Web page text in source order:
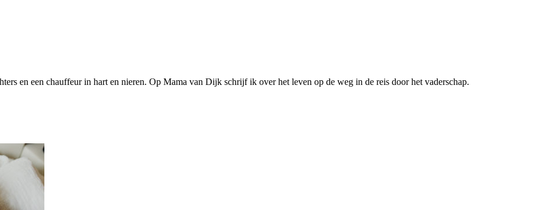
en een chauffeur in hart en nieren. Op Mama van Dijk schrijf ik over het leven op de weg in de reis door het vaderschap.